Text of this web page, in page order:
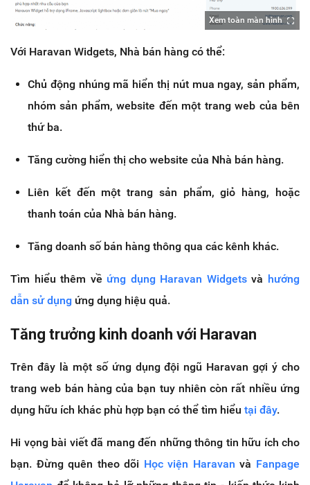
Xem toàn màn hình
Với Haravan Widgets, Nhà bán hàng có thể:
Chủ động nhúng mã hiển thị nút mua ngay, sản phẩm,
nhóm sản phẩm, website đến một trang web của bên
thứ ba.
Tăng cường hiển thị cho website của Nhà bán hàng.
Liên kết đến một trang sản phẩm, giỏ hàng, hoặc
thanh toán của Nhà bán hàng.
Tăng doanh số bán hàng thông qua các kênh khác.
Tìm hiểu thêm về ứng dụng Haravan Widgetsvà hướng
dẫn sử dụng ứng dụng hiệu quả.
Tăng trưởng kinh doanh với Haravan
Trên đây là một số ứng dụng đội ngũ Haravan gợi ý cho
trang web bán hàng của bạn tuy nhiên còn rất nhiều ứng
dụng hữu ích khác phù hợp bạn có thể tìm hiểu tại đây.
Hi vọng bài viết đã mang đến những thông tin hữu ích cho
bạn. Đừng quên theo dõi Học viện Haravan và Fanpage